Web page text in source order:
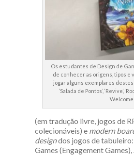
Os estudantes de Design de
de conhecer as origens, tipos e
jogar alguns exemplares destes
‘Salada de Pontos’, ‘Revive’,
‘Welcome
(em tradução livre, jogos de
colecionáveis) e modern
designdos jogos de tabuleiro:
Games (Engagement